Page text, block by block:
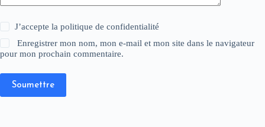
J’accepte lapolitique de confidentialité
Enregistrer mon nom, mon e-mail et mon site dans le navigateur
pour mon prochain commentaire.
Soumettre